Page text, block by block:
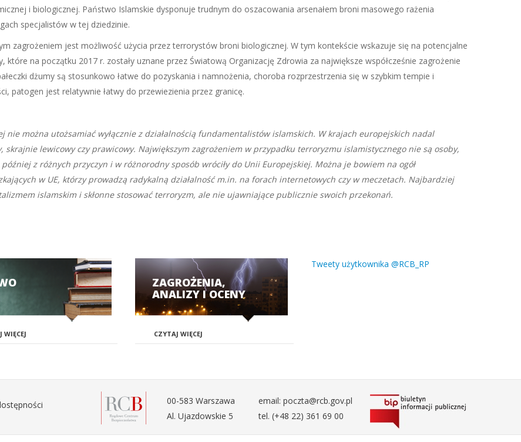
i biologicznej. Państwo Islamskie dysponuje trudnym do oszacowania arsenałem broni masowego rażenia
specjalistów w tej dziedzinie.
zagrożeniem jest możliwość użycia przez terrorystów broni biologicznej. W tym kontekście wskazuje się na potencjalne
na początku 2017 r. zostały uznane przez Światową Organizację Zdrowia za największe współcześnie zagrożenie
dżumy są stosunkowo łatwe do pozyskania i namnożenia, choroba rozprzestrzenia się w szybkim tempie i
patogen jest relatywnie łatwy do przewiezienia przez granicę.
można utożsamiać wyłącznie z działalnością fundamentalistów islamskich. W krajach europejskich nadal
lewicowy czy prawicowy. Największym zagrożeniem w przypadku terroryzmu islamistycznego nie są osoby,
z różnych przyczyn i w różnorodny sposób wróciły do Unii Europejskiej. Można je bowiem na ogół
w UE, którzy prowadzą radykalną działalność m.in. na forach internetowych czy w meczetach. Najbardziej
islamskim i skłonne stosować terroryzm, ale nie ujawniające publicznie swoich przekonań.
WIĘCEJ
ZAGROŻENIA,
ANALIZY I OCENY
CZYTAJ WIĘCEJ
Tweety użytkownika @RCB_RP
00-583 Warszawa
Al. Ujazdowskie 5
email: poczta@rcb.gov.pl
tel. (+48 22) 361 69 00